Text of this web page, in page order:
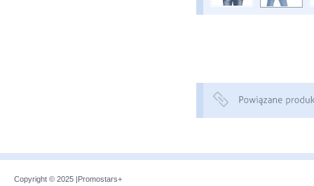
Copyright © 2025 |Promostars+